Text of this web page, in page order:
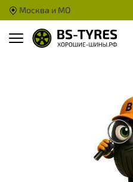
Москва и МО